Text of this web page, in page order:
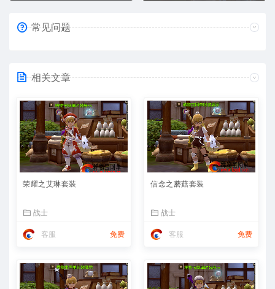
常见问题
相关文章
荣耀之艾琳套装
战士
客服 免费
信念之蘑菇套装
战士
客服 免费